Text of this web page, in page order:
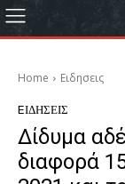
Home Eιδησεις
EΙΔΗΣΕΙΣ
Δίδυμα
διαφορά